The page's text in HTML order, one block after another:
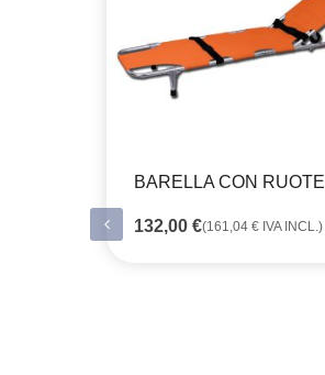
BARELLA CON RUOTE
132,00 €(161,04 € IVA INCL.)